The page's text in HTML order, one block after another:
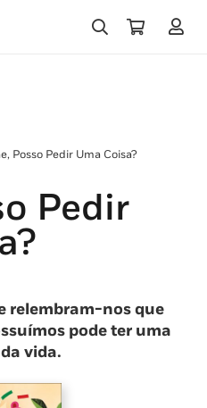
Posso Pedir Uma Coisa?
Pedir
relembram-nos que
pode ter uma
vida.